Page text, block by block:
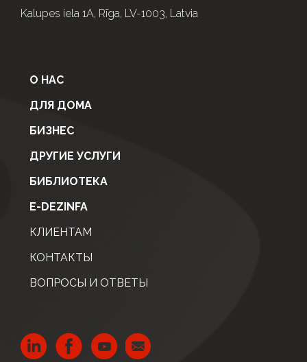
Kalupes iela 1A, Rīga, LV-1003, Latvia
О НАС
ДЛЯ ДОМА
БИЗНЕС
ДРУГИЕ УСЛУГИ
БИБЛИОТЕКА
E-DEZINFA
КЛИЕНТАМ
КОНТАКТЫ
ВОПРОСЫ И ОТВЕТЫ